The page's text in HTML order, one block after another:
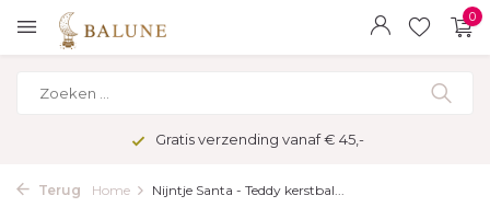
0
Gratis verzending vanaf € 45,-
Terug Home Nijntje Santa - Teddy kerstbal...